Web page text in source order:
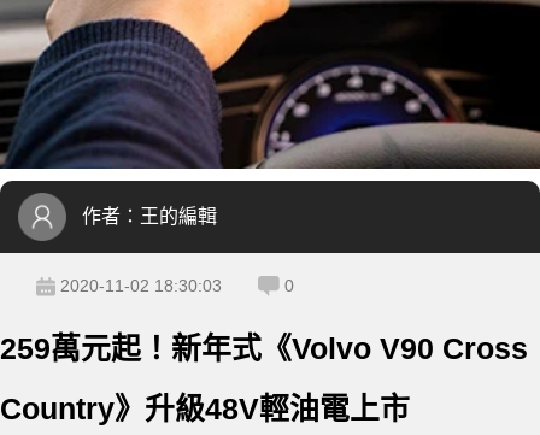
作者： 王的編輯
2020-11-02 18:30:03 0
259萬元起！新年式《Volvo V90 Cross
Country》升級48V輕油電上市